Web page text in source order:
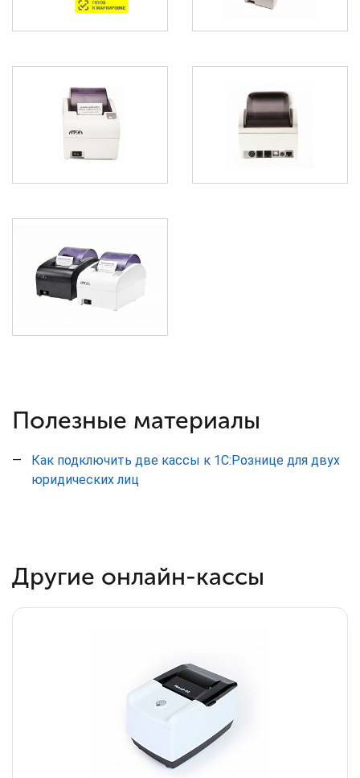
Полезные материалы
Как подключить две кассы к 1С:Рознице для двух
юридических лиц
Другие онлайн-кассы